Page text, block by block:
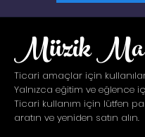
Müzik
Ticari amaçlar için
Yalnızca eğitim ve eğlence
Ticari kullanım için lütfen
aratın ve yeniden satın alın.